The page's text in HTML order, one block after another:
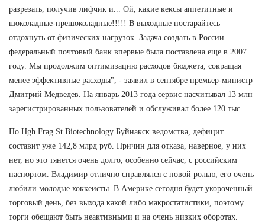
разрезать, получив лифчик и... Ой, какие кексы аппетитные и
шоколадные-прешоколадные!!!!! В выходные постарайтесь
отдохнуть от физических нагрузок. Задача создать в России
федеральный почтовый банк впервые была поставлена еще в 2007
году. Мы продолжим оптимизацию расходов бюджета, сокращая
менее эффективные расходы", - заявил в сентябре премьер-министр
Дмитрий Медведев. На январь 2013 года сервис насчитывал 13 млн
зарегистрированных пользователей и обслуживал более 120 тыс.
По Hgh Frag St Biotechnology Буйнакск ведомства, дефицит
составит уже 142,8 млрд руб. Причин для отказа, наверное, у них
нет, но это тянется очень долго, особенно сейчас, с российским
паспортом. Владимир отлично справлялся с новой ролью, его очень
любили молодые хоккеисты. В Америке сегодня будет укороченный
торговый день, без выхода какой либо макростатистики, поэтому
торги обещают быть неактивными и на очень низких оборотах.